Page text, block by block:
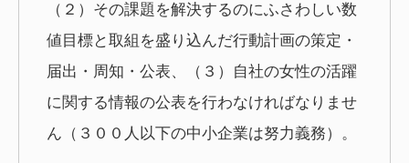
（２）その課題を解決するのにふさわしい数
値目標と取組を盛り込んだ行動計画の策定・
届出・周知・公表、（３）自社の女性の活躍
に関する情報の公表を行わなければなりませ
ん（３００人以下の中小企業は努力義務）。